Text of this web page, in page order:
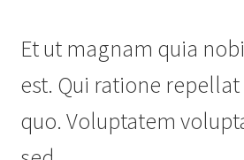
Et ut magnam quia
est. Qui ratione
quo. Voluptatem